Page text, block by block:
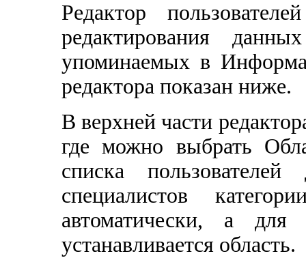
Редактор
редактирования
упоминаемых в
редактора показан ниже.
В верхней части
где можно выбрать
списка
специалистов
автоматически, а
устанавливается область.